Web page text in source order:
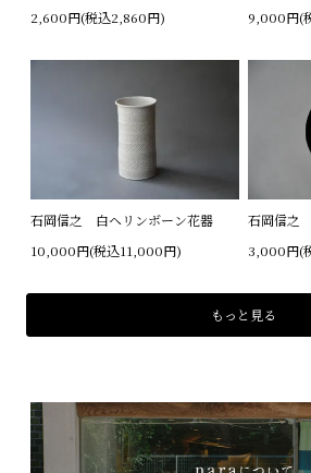
2,600円(税込2,860円)
9,000円(
石岡信之 白ヘリンボーン花器
10,000円(税込11,000円)
石岡信之
3,000円(
もっと見る